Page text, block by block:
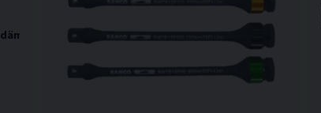
39 delar